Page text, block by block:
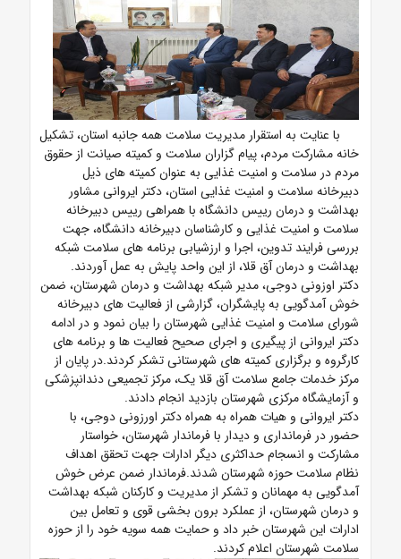
با عنایت به استقرار مدیریت سلامت همه جانبه استان، تشکیل
خانه مشارکت مردم، پیام گزاران سلامت و کمیته صیانت از حقوق
مردم در سلامت و امنیت غذایی به عنوان کمیته های ذیل
دبیرخانه سلامت و امنیت غذایی استان، دکتر ایروانی مشاور
بهداشت و درمان رییس دانشگاه با همراهی رییس دبیرخانه
سلامت و امنیت غذایی و کارشناسان دبیرخانه دانشگاه، جهت
بررسی فرایند تدوین، اجرا و ارزشیابی برنامه های سلامت شبکه
بهداشت و درمان آق قلا، از این واحد پایش به عمل آوردند.
دکتر اوزونی دوجی، مدیر شبکه بهداشت و درمان شهرستان، ضمن
خوش آمدگویی به پایشگران، گزارشی از فعالیت های دبیرخانه
شورای سلامت و امنیت غذایی شهرستان را بیان نمود و در ادامه
دکتر ایروانی از پیگیری و اجرای صحیح فعالیت ها و برنامه های
کارگروه و برگزاری کمیته های شهرستانی تشکر کردند.در پایان از
مرکز خدمات جامع سلامت آق قلا یک، مرکز تجمیعی دندانپزشکی
و آزمایشگاه مرکزی شهرستان بازدید انجام دادند.
دکتر ایروانی و هیات همراه به همراه دکتر اورزونی دوجی، با
حضور در فرمانداری و دیدار با فرماندار شهرستان، خواستار
مشارکت و انسجام حداکثری دیگر ادارات جهت تحقق اهداف
نظام سلامت حوزه شهرستان شدند.فرماندار ضمن عرض خوش
آمدگویی به مهمانان و تشکر از مدیریت و کارکنان شبکه بهداشت
و درمان شهرستان، از عملکرد برون بخشی قوی و تعامل بین
ادارات این شهرستان خبر داد و حمایت همه سویه خود را از حوزه
سلامت شهرستان اعلام کردند.